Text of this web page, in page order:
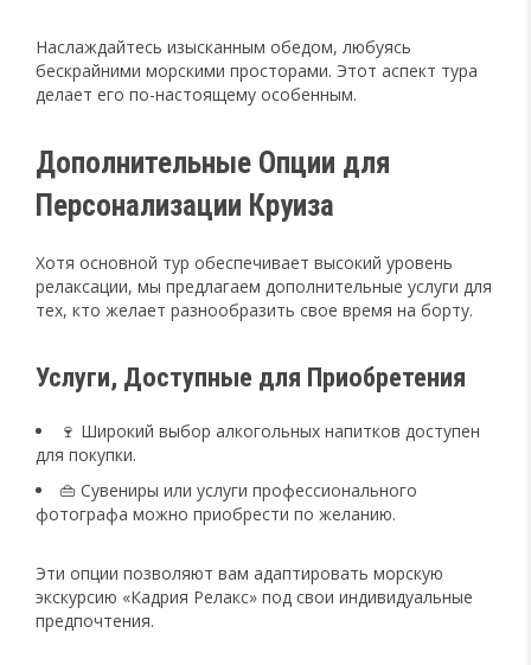
Наслаждайтесь изысканным обедом, любуясь
бескрайними морскими просторами. Этот аспект тура
делает его по-настоящему особенным.
Дополнительные Опции для
Персонализации Круиза
Хотя основной тур обеспечивает высокий уровень
релаксации, мы предлагаем дополнительные услуги для
тех, кто желает разнообразить свое время на борту.
Услуги, Доступные для Приобретения
🍷 Широкий выбор алкогольных напитков доступен
для покупки.
👜 Сувениры или услуги профессионального
фотографа можно приобрести по желанию.
Эти опции позволяют вам адаптировать морскую
экскурсию «Кадрия Релакс» под свои индивидуальные
предпочтения.